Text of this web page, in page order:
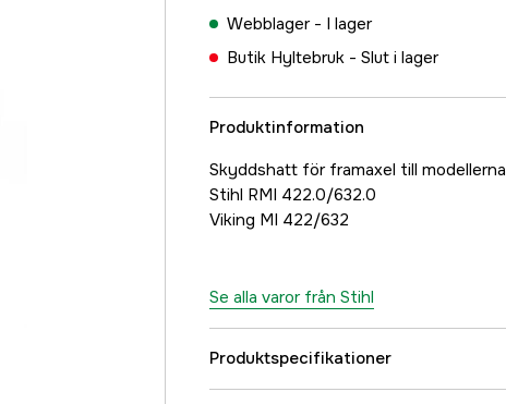
Webblager - I lager
Butik Hyltebruk - Slut i lager
Produktinformation
Skyddshatt för framaxel till modellerna
Stihl RMI 422.0/632.0
Viking MI 422/632
Se alla varor från Stihl
Produktspecifikationer